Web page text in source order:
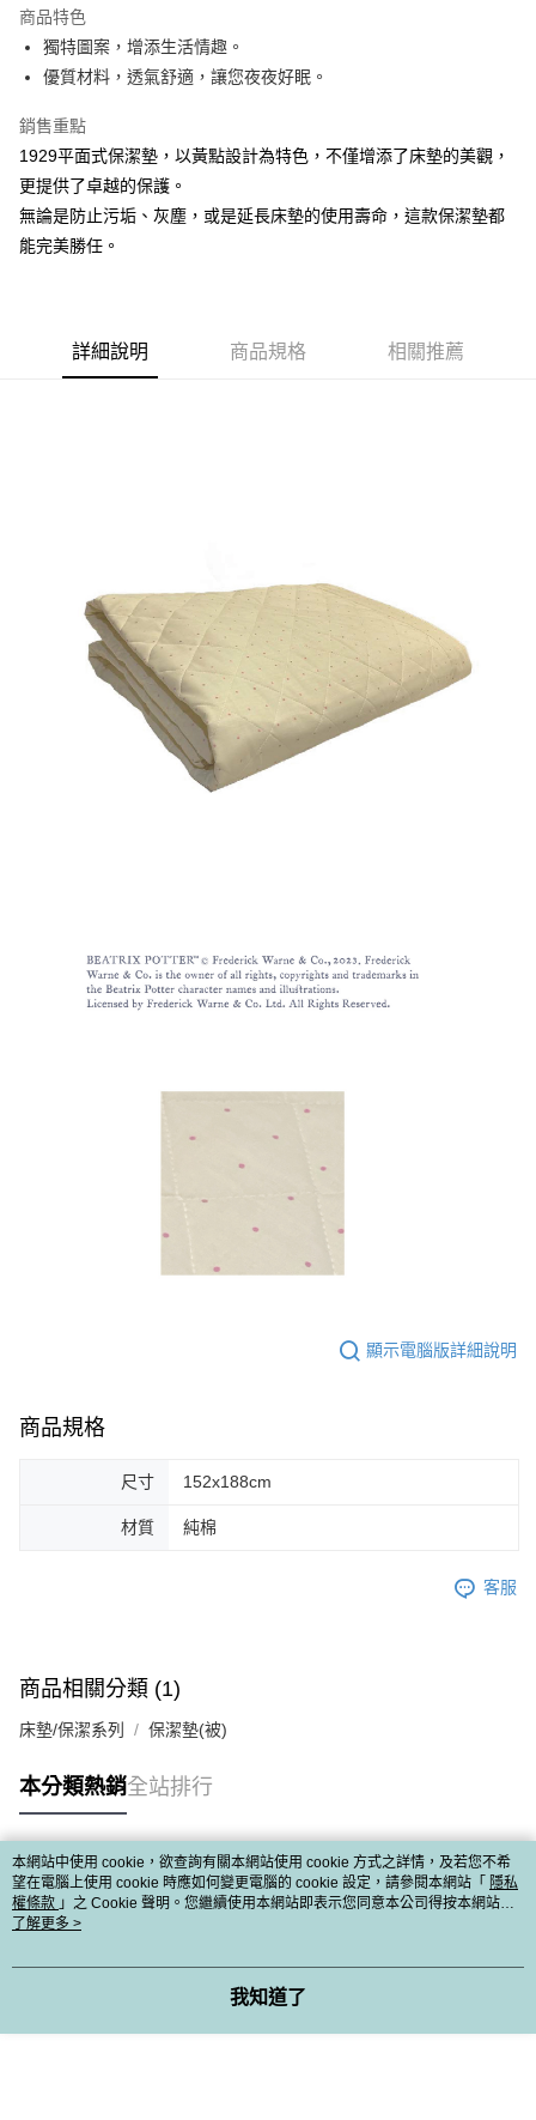
運送方式
新竹物流
每筆NT$100，滿NT$5,000(含以上)免運費
商品特色
獨特圖案，增添生活情趣。
優質材料，透氣舒適，讓您夜夜好眠。
銷售重點
1929平面式保潔墊，以黃點設計為特色，不僅增添了床墊的美觀，
更提供了卓越的保護。
無論是防止污垢、灰塵，或是延長床墊的使用壽命，這款保潔墊都
能完美勝任。
詳細說明 商品規格 相關推薦
顯示電腦版詳細說明
商品規格
尺寸 152x188cm
材質 純棉
客服
商品相關分類 (1)
床墊/保潔系列 保潔墊(被)
本分類熱銷全站排行
熱門標籤
本網站中使用 cookie，欲查詢有關本網站使用 cookie 方式之詳情，及若您不希
望在電腦上使用 cookie 時應如何變更電腦的 cookie 設定，請參閱本網站「 隱私
權條款 」之 Cookie 聲明。您繼續使用本網站即表示您同意本公司得按本網站使
用條款之 Cookie 聲明使用 cookie。
了解更多 >
我知道了